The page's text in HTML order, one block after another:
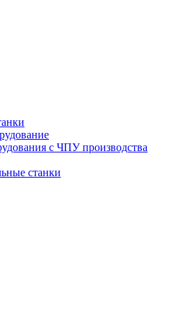
с ЧПУ производства
станки